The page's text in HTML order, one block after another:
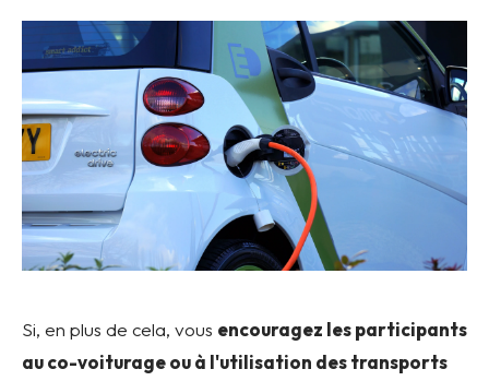
Si, en plus de cela, vous encouragez les participants
au co-voiturage ou à l'utilisation des transports